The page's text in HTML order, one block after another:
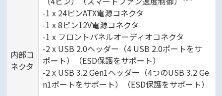
内部コ
ネクタ
-1 x 24ピンATX電源コネクタ
-1 x 8ピン12V電源コネクタ
-1 x フロントパネルオーディオコネクタ
-2 x USB 2.0ヘッダー（4 USB 2.0ポートをサ
ポート）（ESD保護をサポート）
-2 x USB 3.2 Gen1ヘッダー（4つのUSB 3.2 Ge
n1ポートをサポート）（ESD保護をサポート）